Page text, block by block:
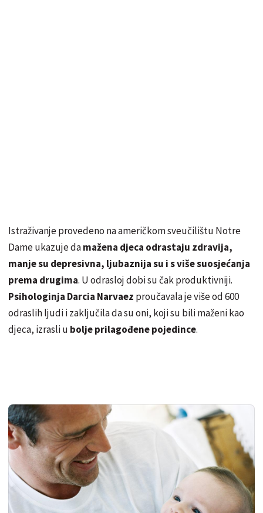
Istraživanje provedeno na američkom sveučilištu Notre
Dame ukazuje damažena djeca odrastaju zdravija,
manje su depresivna, ljubaznija su i s više suosjećanja
prema drugima. U odrasloj dobi su čak produktivniji.
Psihologinja Darcia Narvaez proučavala je više od 600
odraslih ljudi i zaključila da su oni, koji su bili maženi kao
djeca, izrasli u bolje prilagođene pojedince.